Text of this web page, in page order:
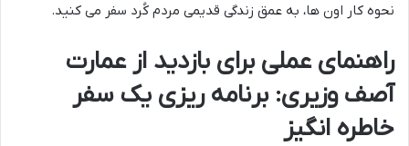
نحوه کار اون ها، به عمق زندگی قدیمی مردم کُرد سفر می کنید.
راهنمای عملی برای بازدید از عمارت
آصف وزیری: برنامه ریزی یک سفر
خاطره انگیز